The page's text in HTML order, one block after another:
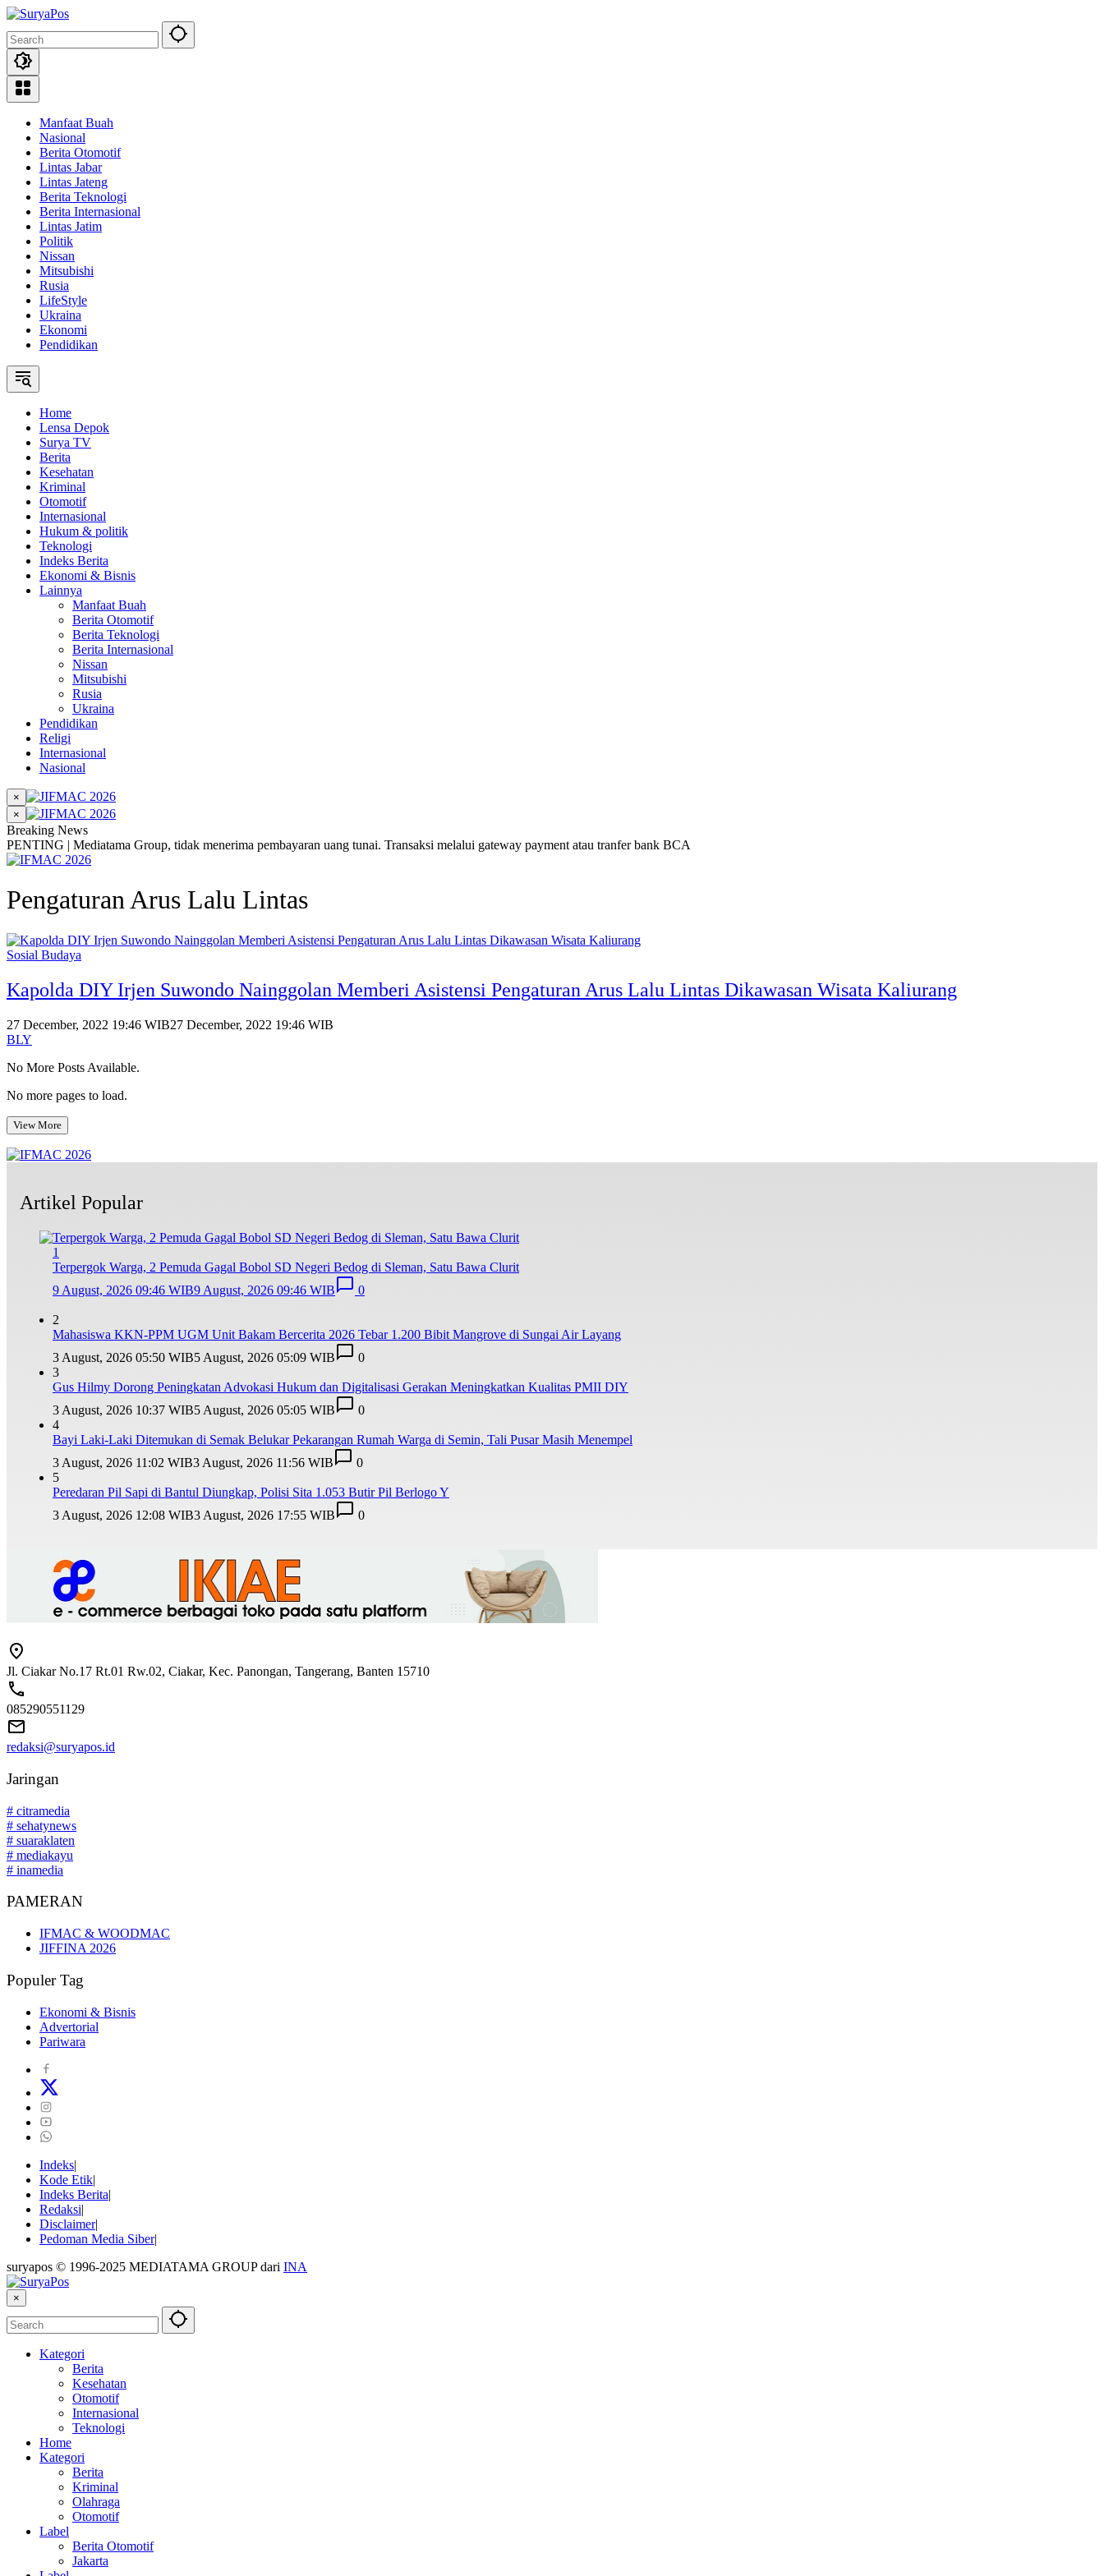
Skip
content
Manfaat Buah
Nasional
Berita Otomotif
Lintas Jabar
Lintas Jateng
Berita Teknologi
Berita Internasional
Lintas Jatim
Politik
Nissan
Mitsubishi
Rusia
LifeStyle
Ukraina
Ekonomi
Pendidikan
Home
Lensa Depok
Surya TV
Berita
Kesehatan
Kriminal
Otomotif
Internasional
Hukum & politik
Teknologi
Indeks Berita
Ekonomi & Bisnis
Lainnya
Manfaat Buah
Berita Otomotif
Berita Teknologi
Berita Internasional
Nissan
Mitsubishi
Rusia
Ukraina
Pendidikan
Religi
Internasional
Nasional
×
×
Breaking News
PENTING | Mediatama Group, tidak menerima pembayaran uang tunai. Transaksi melalui gateway payment atau tranfer bank BCA
Pengaturan Arus Lalu Lintas
Sosial Budaya
Kapolda DIY Irjen Suwondo Nainggolan Memberi Asistensi Pengaturan Arus Lalu Lintas Dikawasan Wisata Kaliurang
27 December, 2022 19:46 WIB27 December, 2022 19:46 WIB
BLY
No More Posts Available.
No more pages to load.
View More
Artikel Popular
1
Terpergok Warga, 2 Pemuda Gagal Bobol SD Negeri Bedog di Sleman, Satu Bawa Clurit
9 August, 2026 09:46 WIB9 August, 2026 09:46 WIB 0
2
Mahasiswa KKN-PPM UGM Unit Bakam Bercerita 2026 Tebar 1.200 Bibit Mangrove di Sungai Air Layang
3 August, 2026 05:50 WIB5 August, 2026 05:09 WIB
0
3
Gus Hilmy Dorong Peningkatan Advokasi Hukum dan Digitalisasi Gerakan Meningkatkan Kualitas PMII DIY
3 August, 2026 10:37 WIB5 August, 2026 05:05 WIB
0
4
Bayi Laki-Laki Ditemukan di Semak Belukar Pekarangan Rumah Warga di Semin, Tali Pusar Masih Menempel
3 August, 2026 11:02 WIB3 August, 2026 11:56 WIB
0
5
Peredaran Pil Sapi di Bantul Diungkap, Polisi Sita 1.053 Butir Pil Berlogo Y
3 August, 2026 12:08 WIB3 August, 2026 17:55 WIB 0
Jl. Ciakar No.17 Rt.01 Rw.02, Ciakar, Kec. Panongan, Tangerang, Banten 15710
085290551129
redaksi@suryapos.id
Jaringan
# citramedia
# sehatynews
# suaraklaten
# mediakayu
# inamedia
PAMERAN
IFMAC & WOODMAC
JIFFINA 2026
Populer Tag
Ekonomi & Bisnis
Advertorial
Pariwara
Indeks
Kode Etik
Indeks Berita
Redaksi
Disclaimer
Pedoman Media Siber
suryapos © 1996-2025 MEDIATAMA GROUP dari INA
×
Kategori
Berita
Kesehatan
Otomotif
Internasional
Teknologi
Home
Kategori
Berita
Kriminal
Olahraga
Otomotif
Label
Berita Otomotif
Jakarta